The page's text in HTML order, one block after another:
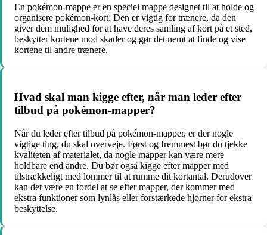
En pokémon-mappe er en speciel mappe designet til at holde og
organisere pokémon-kort. Den er vigtig for trænere, da den
giver dem mulighed for at have deres samling af kort på et sted,
beskytter kortene mod skader og gør det nemt at finde og vise
kortene til andre trænere.
Hvad skal man kigge efter, når man leder efter
tilbud på pokémon-mapper?
Når du leder efter tilbud på pokémon-mapper, er der nogle
vigtige ting, du skal overveje. Først og fremmest bør du tjekke
kvaliteten af materialet, da nogle mapper kan være mere
holdbare end andre. Du bør også kigge efter mapper med
tilstrækkeligt med lommer til at rumme dit kortantal. Derudover
kan det være en fordel at se efter mapper, der kommer med
ekstra funktioner som lynlås eller forstærkede hjørner for ekstra
beskyttelse.